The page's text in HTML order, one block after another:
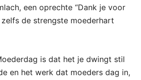
een oprechte “Dank je voor
zelfs de strengste moederhart
is dat het je dwingt stil
en het werk dat moeders dag in,